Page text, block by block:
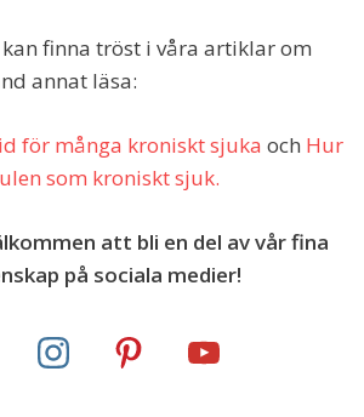
kan finna tröst i våra artiklar om
annat läsa:
för många kroniskt sjuka och Hur
som kroniskt sjuk.
att bli en del av vår fina
på sociala medier!